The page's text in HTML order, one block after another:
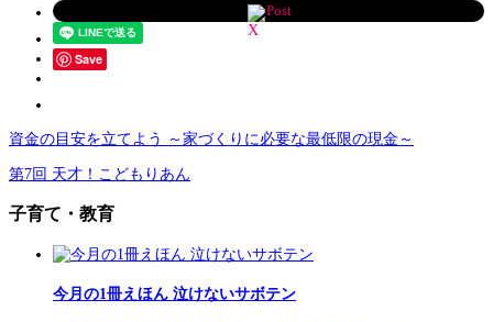
Post
Save
資金の目安を立てよう ～家づくりに必要な最低限の現金～
第7回 天才！こどもりあん
子育て・教育
今月の1冊えほん 泣けないサボテン